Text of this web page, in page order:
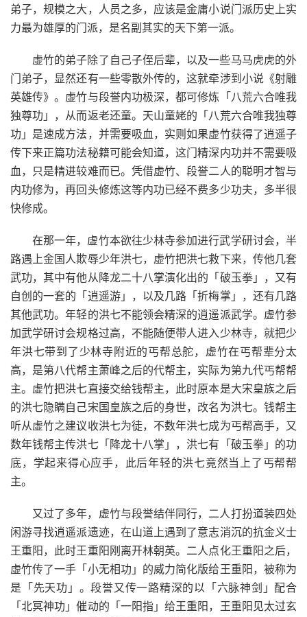
弟子，规模之大，人员之多，应该是金庸小说门派历史上实
力最为雄厚的门派，是名副其实的天下第一派。
虚竹的弟子除了自己子侄后辈，以及一些马马虎虎的外
门弟子，显然还有一些零散外传的，这就牵涉到小说《射雕
英雄传》。虚竹与段誉内功极深，都可修炼「八荒六合唯我
独尊功」，从而返老还童。天山童姥的「八荒六合唯我独尊
功」是速成方法，并需要吸血，实则如果虚竹获得了逍遥子
传下来正篇功法秘籍可能会知道，这门精深内功并不需要吸
血，只是精进较难而已。凭借虚竹、段誉二人的聪明才智与
内功修为，再回头修炼这等内功已经不费多少功夫，多半很
快修成。
在那一年，虚竹本欲往少林寺参加进行武学研讨会，半
路遇上金国人欺辱少年洪七，虚竹把洪七救下来，传他几套
武功，其中有他从降龙二十八掌演化出的「破玉拳」，又有
自创的一套的「逍遥游」，以及几路「折梅掌」，还有几路
其他武功。年轻的洪七不能领会精深的逍遥派武学。虚竹参
加武学研讨会规格过高，不能随便带人进入少林寺，就把少
年洪七带到了少林寺附近的丐帮总舵，虚竹在丐帮辈分太
高，是第八代帮主萧峰之后的代帮主，实际为第九代丐帮帮
主。虚竹把洪七直接交给钱帮主，此时原本是大宋皇族之后
的洪七隐瞒自己宋国皇族之后的身世，改名为洪七。钱帮主
听从虚竹之建议收洪七为徒，不数年洪七成为丐帮高手，又
数年钱帮主传洪七「降龙十八掌」，洪七有「破玉拳」的功
底，学起来得心应手，此后年轻的洪七竟然当上了丐帮帮
主。
又过了多年，虚竹与段誉结伴同行，二人打扮道装四处
闲游寻找逍遥派遗迹，在山道上遇到了意志消沉的抗金义士
王重阳，此时王重阳刚离开林朝英。二人点化王重阳之后，
虚竹传了一手「小无相功」的威力简化版给王重阳，被称为
是「先天功」。段誉又传一路精深的以「六脉神剑」配合
「北冥神功」催动的「一阳指」给王重阳，王重阳见太过玄